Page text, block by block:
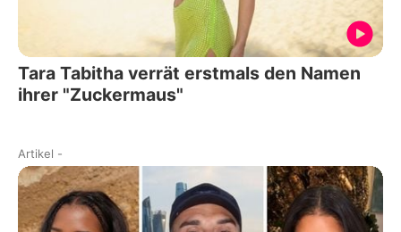
Tara Tabitha verrät erstmals den Namen
ihrer "Zuckermaus"
Artikel -